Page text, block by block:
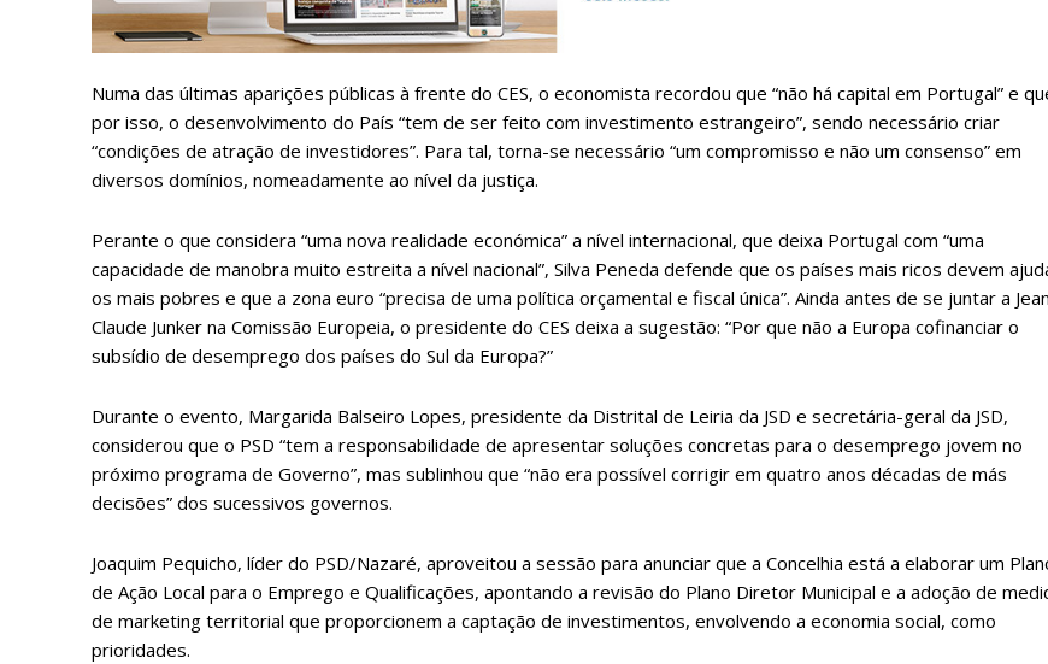
ASSINATURA
IMPRESSA
32
12 meses
Edição em papel entregue à Quinta-feira
em sua casa
Acesso ao conteúdo online
assinantes
Ofertas para assinatura anual
Acesso ao
Acesso aos
Ofertas para
Numa das últimas aparições públicas à frente do CES, o economista recordou que “não há capital em Portugal” e
por isso, o desenvolvimento do País “tem de ser feito com investimento estrangeiro”, sendo necessário criar
“condições de atração de investidores”. Para tal, torna-se necessário “um compromisso e não um consenso” em
diversos domínios, nomeadamente ao nível da justiça.
Perante o que considera “uma nova realidade económica” a nível internacional, que deixa Portugal com “uma
capacidade de manobra muito estreita a nível nacional”, Silva Peneda defende que os países mais ricos devem
os mais pobres e que a zona euro “precisa de uma política orçamental e fiscal única”. Ainda antes de se juntar a Jean
Claude Junker na Comissão Europeia, o presidente do CES deixa a sugestão: “Por que não a Europa cofinanciar o
subsídio de desemprego dos países do Sul da Europa?”
Durante o evento, Margarida Balseiro Lopes, presidente da Distrital de Leiria da JSD e secretária-geral da JSD,
considerou que o PSD “tem a responsabilidade de apresentar soluções concretas para o desemprego jovem no
próximo programa de Governo”, mas sublinhou que “não era possível corrigir em quatro anos décadas de más
decisões” dos sucessivos governos.
Joaquim Pequicho, líder do PSD/Nazaré, aproveitou a sessão para anunciar que a Concelhia está a elaborar um
de Ação Local para o Emprego e Qualificações, apontando a revisão do Plano Diretor Municipal e a adoção de
de marketing territorial que proporcionem a captação de investimentos, envolvendo a economia social, como
prioridades.